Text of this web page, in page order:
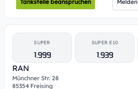
Tankstelle beanspruchen Melden
SUPER
1.999
SUPER E10
1.939
RAN
Münchner Str. 28
85354 Freising